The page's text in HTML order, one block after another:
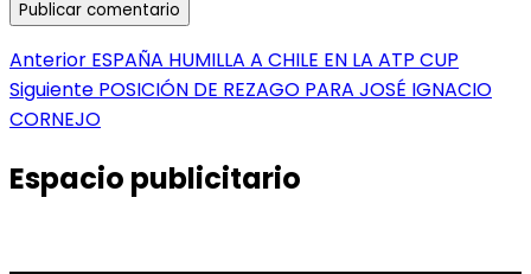
Navegación
de
Anterior Entrada
anterior:
ESPAÑA HUMILLA A CHILE EN LA ATP CUP
Siguiente Entrada
siguiente:
POSICIÓN DE REZAGO PARA JOSÉ IGNACIO
CORNEJO
Espacio publicitario